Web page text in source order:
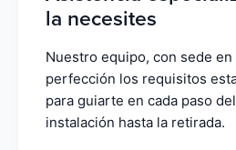
la necesites
Nuestro equipo, con sede en
perfección los requisitos
para guiarte en cada paso
instalación hasta la retirada.